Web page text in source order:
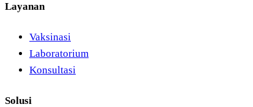
Layanan
Vaksinasi
Laboratorium
Konsultasi
Solusi